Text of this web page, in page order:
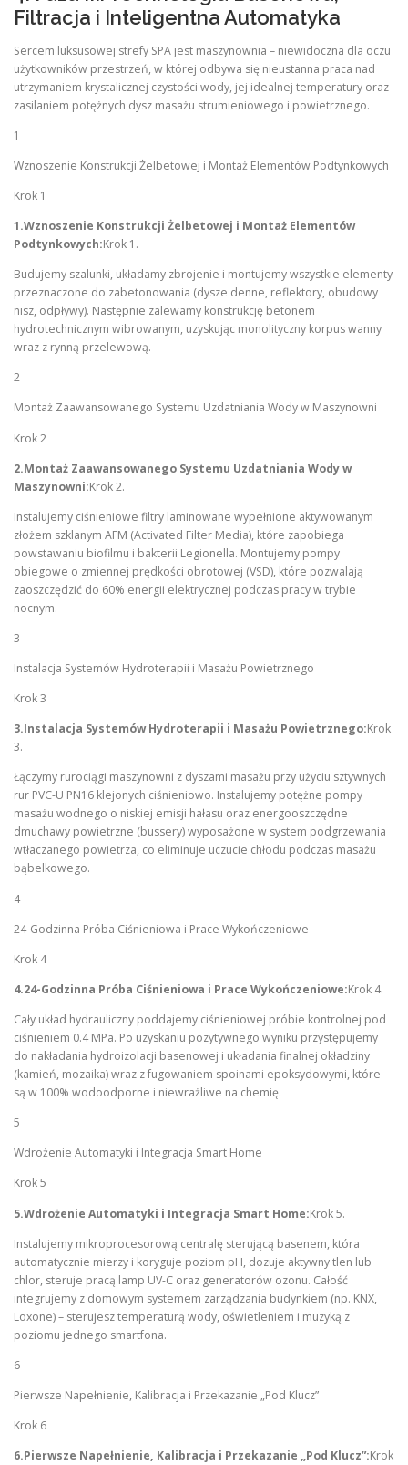
Filtracja i Inteligentna Automatyka
Sercem luksusowej strefy SPA jest maszynownia – niewidoczna dla oczu
użytkowników przestrzeń, w której odbywa się nieustanna praca nad
utrzymaniem krystalicznej czystości wody, jej idealnej temperatury oraz
zasilaniem potężnych dysz masażu strumieniowego i powietrznego.
1
Wznoszenie Konstrukcji Żelbetowej i Montaż Elementów Podtynkowych
Krok 1
1.Wznoszenie Konstrukcji Żelbetowej i Montaż Elementów
Podtynkowych:Krok 1.
Budujemy szalunki, układamy zbrojenie i montujemy wszystkie elementy
przeznaczone do zabetonowania (dysze denne, reflektory, obudowy
nisz, odpływy). Następnie zalewamy konstrukcję betonem
hydrotechnicznym wibrowanym, uzyskując monolityczny korpus wanny
wraz z rynną przelewową.
2
Montaż Zaawansowanego Systemu Uzdatniania Wody w Maszynowni
Krok 2
2.Montaż Zaawansowanego Systemu Uzdatniania Wody w
Maszynowni:Krok 2.
Instalujemy ciśnieniowe filtry laminowane wypełnione aktywowanym
złożem szklanym AFM (Activated Filter Media), które zapobiega
powstawaniu biofilmu i bakterii Legionella. Montujemy pompy
obiegowe o zmiennej prędkości obrotowej (VSD), które pozwalają
zaoszczędzić do 60% energii elektrycznej podczas pracy w trybie
nocnym.
3
Instalacja Systemów Hydroterapii i Masażu Powietrznego
Krok 3
3.Instalacja Systemów Hydroterapii i Masażu Powietrznego:Krok
3.
Łączymy rurociągi maszynowni z dyszami masażu przy użyciu sztywnych
rur PVC-U PN16 klejonych ciśnieniowo. Instalujemy potężne pompy
masażu wodnego o niskiej emisji hałasu oraz energooszczędne
dmuchawy powietrzne (bussery) wyposażone w system podgrzewania
wtłaczanego powietrza, co eliminuje uczucie chłodu podczas masażu
bąbelkowego.
4
24-Godzinna Próba Ciśnieniowa i Prace Wykończeniowe
Krok 4
4.24-Godzinna Próba Ciśnieniowa i Prace Wykończeniowe:Krok 4.
Cały układ hydrauliczny poddajemy ciśnieniowej próbie kontrolnej pod
ciśnieniem 0.4 MPa. Po uzyskaniu pozytywnego wyniku przystępujemy
do nakładania hydroizolacji basenowej i układania finalnej okładziny
(kamień, mozaika) wraz z fugowaniem spoinami epoksydowymi, które
są w 100% wodoodporne i niewrażliwe na chemię.
5
Wdrożenie Automatyki i Integracja Smart Home
Krok 5
5.Wdrożenie Automatyki i Integracja Smart Home:Krok 5.
Instalujemy mikroprocesorową centralę sterującą basenem, która
automatycznie mierzy i koryguje poziom pH, dozuje aktywny tlen lub
chlor, steruje pracą lamp UV-C oraz generatorów ozonu. Całość
integrujemy z domowym systemem zarządzania budynkiem (np. KNX,
Loxone) – sterujesz temperaturą wody, oświetleniem i muzyką z
poziomu jednego smartfona.
6
Pierwsze Napełnienie, Kalibracja i Przekazanie „Pod Klucz”
Krok 6
6.Pierwsze Napełnienie, Kalibracja i Przekazanie „Pod Klucz”:Krok